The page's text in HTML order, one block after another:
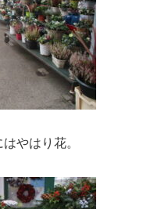
やはり花。